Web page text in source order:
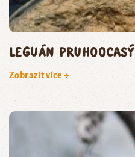
leguán pruhoocasý
Zobrazit více →